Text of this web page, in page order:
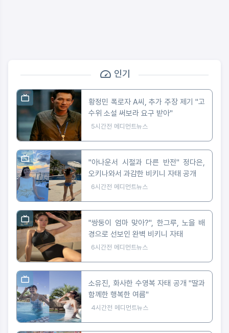
인기
황정민 폭로자 A씨, 추가 주장 제기 "고
수위 소설 써보라 요구 받아"
5시간전 메디먼트뉴스
"아나운서 시절과 다른 반전" 정다은,
오키나와서 과감한 비키니 자태 공개
6시간전 메디먼트뉴스
"쌍둥이 엄마 맞아?", 한그루, 노을 배
경으로 선보인 완벽 비키니 자태
6시간전 메디먼트뉴스
소유진, 화사한 수영복 자태 공개 "딸과
함께한 행복한 여름"
4시간전 메디먼트뉴스